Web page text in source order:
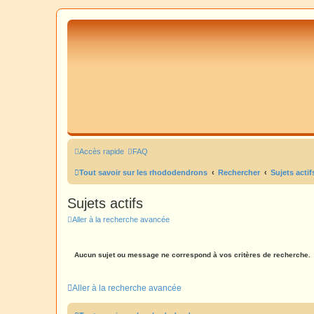
Accès rapide FAQ
Tout savoir sur les rhododendrons Rechercher Sujets
Sujets actifs
Aller à la recherche avancée
Aucun sujet ou message ne correspond à vos critères de recherche.
Aller à la recherche avancée